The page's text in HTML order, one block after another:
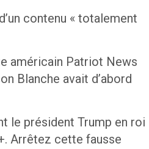
contenu « totalement
américain Patriot News
Blanche avait d’abord
le président Trump en roi
Arrêtez cette fausse